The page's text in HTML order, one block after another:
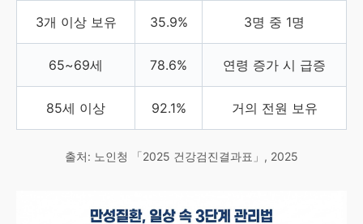
3개 이상 보유 35.9% 3명 중 1명
65~69세 78.6% 연령 증가 시 급증
85세 이상 92.1% 거의 전원 보유
출처: 노인청 「2025 건강검진결과표」, 2025